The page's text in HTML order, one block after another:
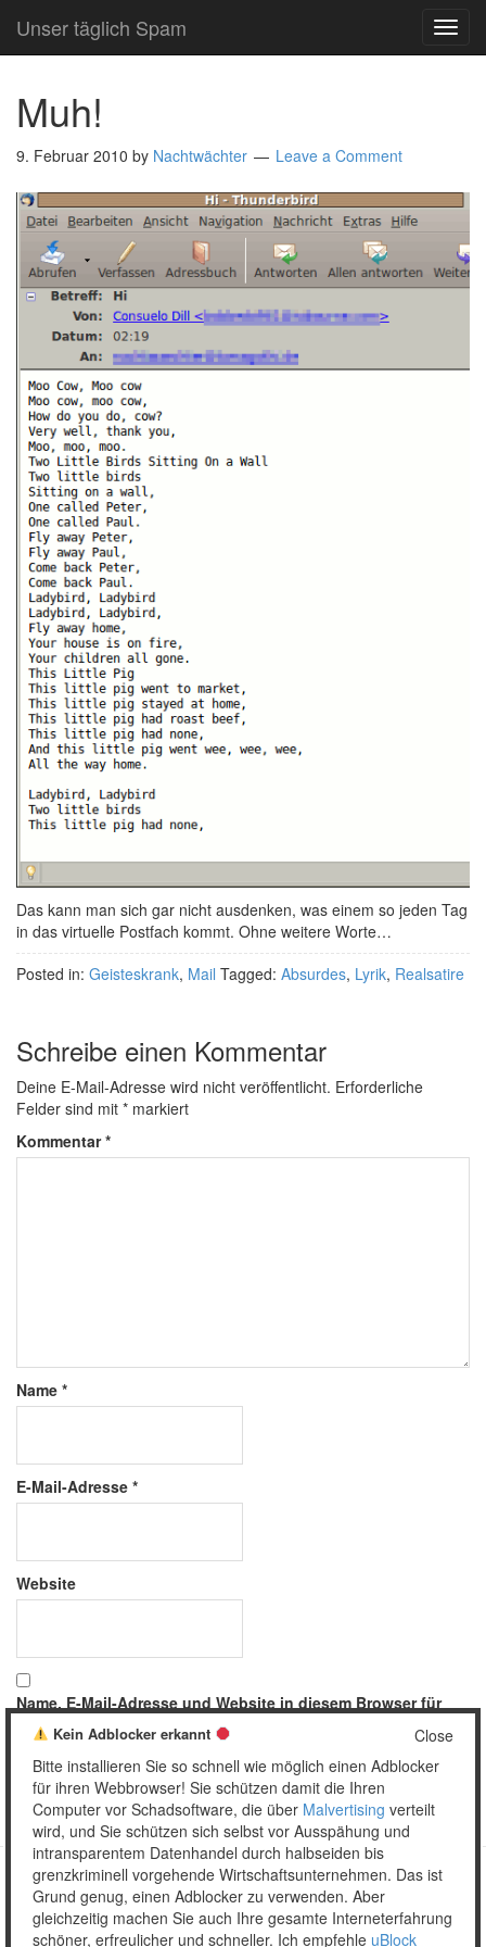
Unser täglich Spam
Muh!
9. Februar 2010 by Nachtwächter Leave a Comment
Das kann man sich gar nicht ausdenken, was einem so jeden Tag
in das virtuelle Postfach kommt. Ohne weitere Worte…
Posted in: Geisteskrank, Mail Tagged: Absurdes, Lyrik, Realsatire
Schreibe einen Kommentar
Deine E-Mail-Adresse wird nicht veröffentlicht. Erforderliche
Felder sind mit * markiert
Kommentar*
Name *
E-Mail-Adresse *
Website
Name, E-Mail-Adresse und Website in diesem Browser für
meinen nächsten Kommentar speichern.
Copyright © 2026 Unser täglich Spam.
MobileWordPress Theme by themehall.com
Close
Kein Adblocker erkannt
Bitte installieren Sie so schnell wie möglich einen Adblocker
für ihren Webbrowser! Sie schützen damit die Ihren
Computer vor Schadsoftware, die über Malvertising verteilt
wird, und Sie schützen sich selbst vor Ausspähung und
intransparentem Datenhandel durch halbseiden bis
grenzkriminell vorgehende Wirtschaftsunternehmen. Das ist
Grund genug, einen Adblocker zu verwenden. Aber
gleichzeitig machen Sie auch Ihre gesamte Interneterfahrung
schöner, erfreulicher und schneller. Ich empfehle uBlock